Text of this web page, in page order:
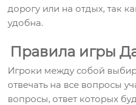
дорогу или на отдых, так
удобна.
Правила игры
Игроки между собой
отвечать на все вопросы
вопросы, ответ которых